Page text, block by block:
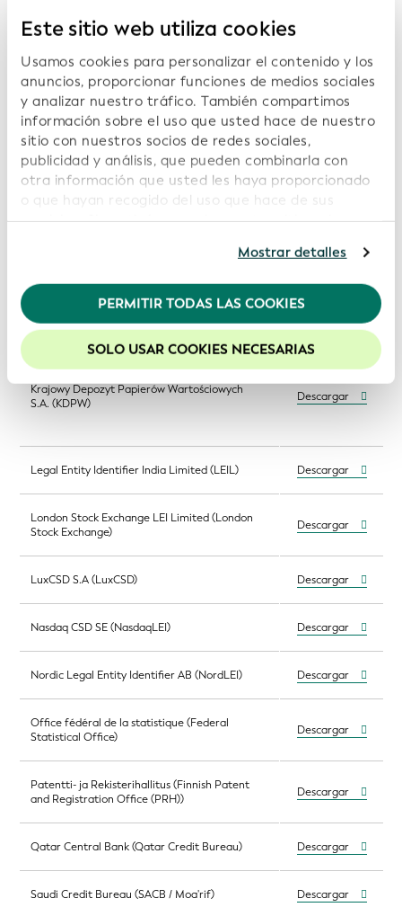
Este sitio web utiliza cookies
Usamos cookies para personalizar el contenido y los
anuncios, proporcionar funciones de medios sociales
y analizar nuestro tráfico. También compartimos
información sobre el uso que usted hace de nuestro
sitio con nuestros socios de redes sociales,
publicidad y análisis, que pueden combinarla con
otra información que usted les haya proporcionado
o que hayan recogido del uso que hace de sus
servicios. Si continúa usando nuestro sitio web,
Política de
privacidad.
Recomendamos mantener activadas las cookies
para mejorar la experiencia en nuestro sitio web.
Mostrar detalles
PERMITIR TODAS LAS COOKIES
SOLO USAR COOKIES NECESARIAS
Institut national de la statistique et des études
économiques (Insee)
Descargar
KDD - Centralna klirinško depotna družba d.d.
(Central Securities Clearing Corporation,
Slovenia)
Descargar
Kamer van Koophandel (KvK; Netherlands
Chamber of Commerce)
Descargar
Korea Securities Depository (KSD) Descargar
Krajowy Depozyt Papierów Wartościowych
S.A. (KDPW)
Descargar
Legal Entity Identifier India Limited (LEIL) Descargar
London Stock Exchange LEI Limited (London
Stock Exchange)
Descargar
LuxCSD S.A (LuxCSD) Descargar
Nasdaq CSD SE (NasdaqLEI) Descargar
Nordic Legal Entity Identifier AB (NordLEI) Descargar
Office fédéral de la statistique (Federal
Statistical Office)
Descargar
Patentti- ja Rekisterihallitus (Finnish Patent
and Registration Office (PRH))
Descargar
Qatar Central Bank (Qatar Credit Bureau) Descargar
Saudi Credit Bureau (SACB / Moa'rif) Descargar